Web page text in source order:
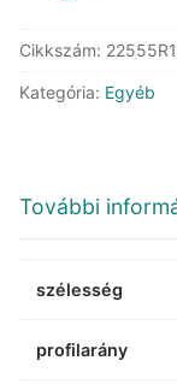
Cikkszám:
Kategória: Egyéb
További
szélesség
profilarány